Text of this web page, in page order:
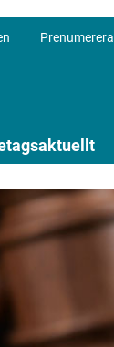
Prenumerera